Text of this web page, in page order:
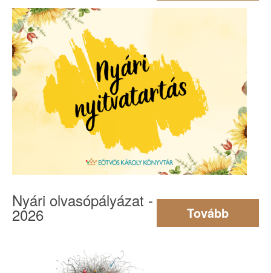
Tovább
Nyári olvasópályázat -
2026